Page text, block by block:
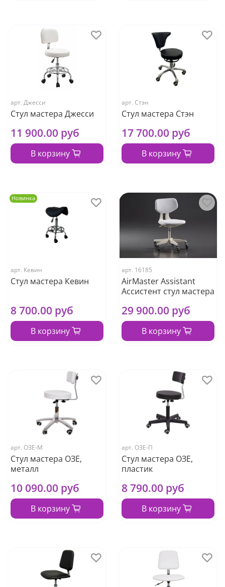
арт. Джесси
Стул мастера Джесси
11 900.00 руб
В корзину
арт. Стэн
Стул мастера Стэн
17 700.00 руб
В корзину
Новинка
арт. Кевин
Стул мастера Кевин
8 700.00 руб
В корзину
арт. 16185
AirMaster Assistant
Aссистент стул мастера
29 900.00 руб
В корзину
арт. ОЗЕ-М
Стул мастера ОЗЕ,
металл
10 090.00 руб
В корзину
арт. ОЗЕ-П
Стул мастера ОЗЕ,
пластик
8 790.00 руб
В корзину